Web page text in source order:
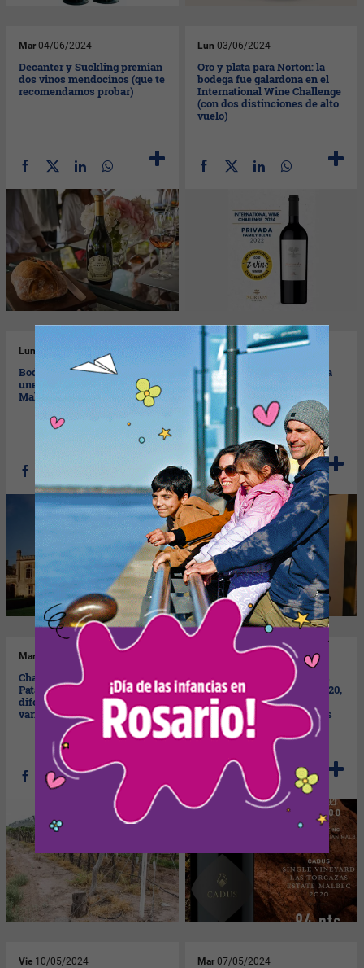
Mar 04/06/2024
Decanter y Suckling premian
dos vinos mendocinos (que te
recomendamos probar)
Lun 03/06/2024
Oro y plata para Norton: la
bodega fue galardona en el
International Wine Challenge
(con dos distinciones de alto
vuelo)
Lun27/05/2024
Bodega Viñalba y Bath Rugby
unen fuerzas para llevar el
Malbec argentino a Inglaterra
Jue 23/05/2024
Chardonnay, la cepa blanca
que conquista al mundo
celebra su día
Mar 21/05/2024
Chardonnay: de Mendoza a la
Patagonia (dos bodegas muy
diferentes proponen esta
variedad para celebrar su día)
17/05/2024
Cadus Single Vineyard Las
Torcazas Estate Malbec 2020,
reconocido por Decanter
como uno de los 10 mejores
Malbec de Argentina
Vie 10/05/2024 Mar 07/05/2024